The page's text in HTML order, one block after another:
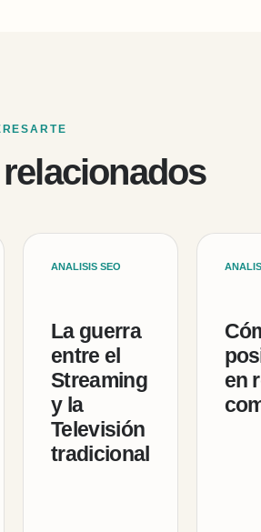
ANALISIS SEO
La guerra
entre el
Streaming
y la
Televisión
tradicional
en